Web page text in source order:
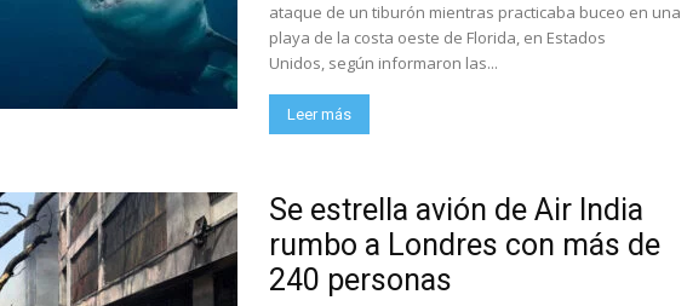
ataque de un tiburón mientras practicaba buceo en una
playa de la costa oeste de Florida, en Estados
Unidos, según informaron las...
Leer más
Se estrella avión de Air India
rumbo a Londres con más de
240 personas